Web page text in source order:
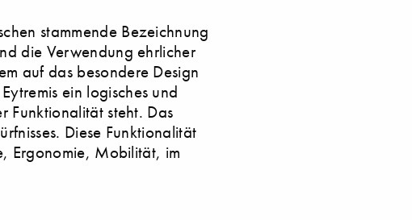
stammende Bezeichnung
die Verwendung ehrlicher
auf das besondere Design
ein logisches und
Funktionalität steht. Das
Diese Funktionalität
Ergonomie, Mobilität, im